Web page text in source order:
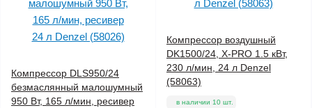
Компрессор DLS950/24
безмаслянный малошумный
950 Вт, 165 л/мин, ресивер
Компрессор воздушный
DK1500/24, Х-PRO 1.5 кВт,
230 л/мин, 24 л Denzel
(58063)
в наличии 10 шт.